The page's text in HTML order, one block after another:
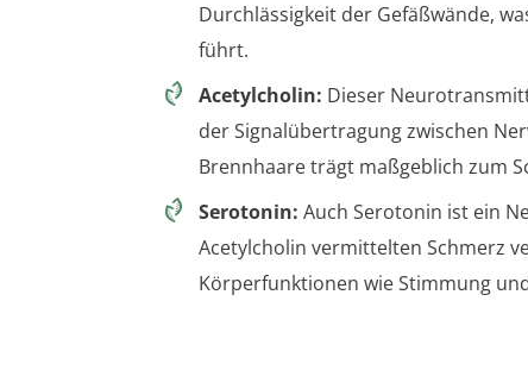
Durchlässigkeit der Gefäßwände,
führt.
Acetylcholin: Dieser
der Signalübertragung zwischen
Brennhaare trägt maßgeblich zum
Serotonin: Auch Serotonin ist ein
Acetylcholin vermittelten Schmerz
Körperfunktionen wie Stimmung